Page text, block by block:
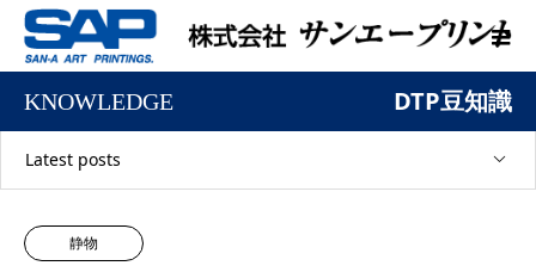
KNOWLEDGE DTP豆知識
Latest posts
静物